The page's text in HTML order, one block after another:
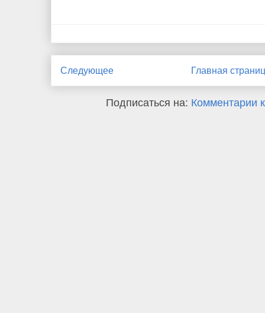
Следующее Главная
Подписаться на: Комментарии